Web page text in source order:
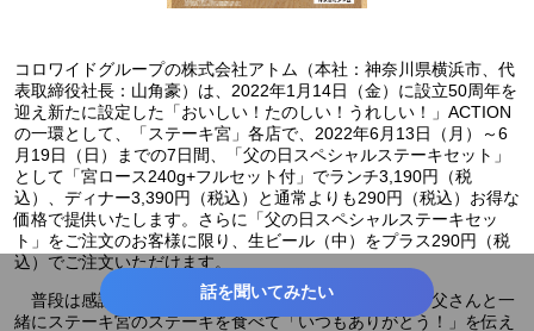
コロワイドグループの株式会社アトム（本社：神奈川県横浜市、代
表取締役社長：山角豪）は、2022年1月14日（金）に設立50周年を
迎え新たに設定した「おいしい！たのしい！うれしい！」ACTION
の一環として、「ステーキ宮」各店で、2022年6月13日（月）～6
月19日（日）までの7日間、「父の日スペシャルステーキセット」
として「宮ロース240g+フルセット付」でランチ3,190円（税
込）、ディナー3,390円（税込）と通常よりも290円（税込）お得な
価格で提供いたします。さらに「父の日スペシャルステーキセッ
ト」をご注文のお客様に限り、生ビール（中）をプラス290円（税
込）でご注文いただけます。
普段は感謝の気持ちを伝えるのが恥ずかしい方も、お父さんと一
緒にステーキ宮のステーキを食べて「いつもありがとう！」を伝え
話を聞いてみたい